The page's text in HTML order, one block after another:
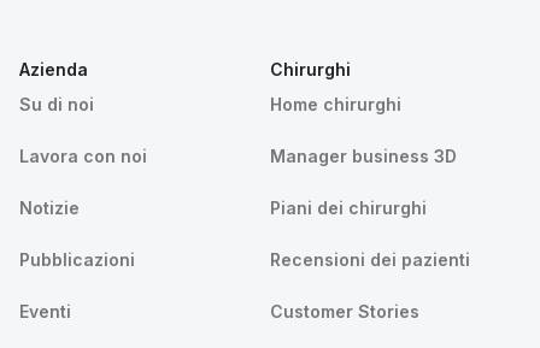
Azienda
Su di noi
Lavora con noi
Notizie
Pubblicazioni
Eventi
Chirurghi
Home chirurghi
Manager business 3D
Piani dei chirurghi
Recensioni dei pazienti
Customer Stories